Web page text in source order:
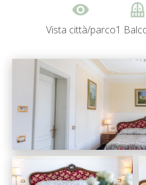
visibility
Vista città/parco
balcony
1